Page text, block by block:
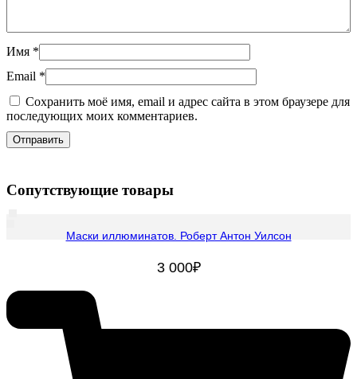
Имя *
Email *
Сохранить моё имя, email и адрес сайта в этом браузере для
последующих моих комментариев.
Сопутствующие товары
Маски иллюминатов. Роберт Антон Уилсон
3 000₽